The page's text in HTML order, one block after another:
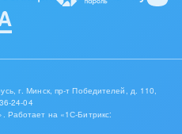
г. Минск, пр-т Победителей, д. 110,
24-04
Работает на «1С-Битрикс: